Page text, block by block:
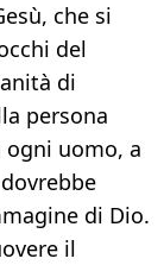
che si
del
di
persona
ogni uomo, a
di Dio.
il